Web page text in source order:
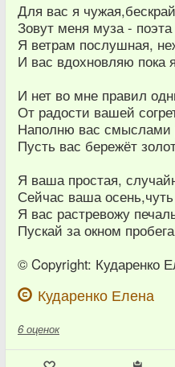
Для вас я
Зовут меня муза -
Я ветрам послушная,
И вас вдохновляю пока
И нет во мне правил
От радости вашей
Наполню вас смыслами
Пусть вас бережёт
Я ваша простая,
Сейчас ваша
Я вас растревожу
Пускай за окном
© Copyright: Кударенко
Кударенко Елена
6 оценок